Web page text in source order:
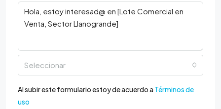
Seleccionar
Al subir este formulario estoy de acuerdo a Términos de
uso